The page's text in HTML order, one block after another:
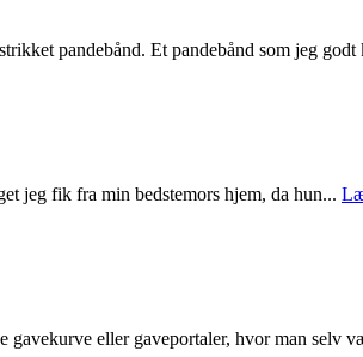
pandebånd. Et pandebånd som jeg godt
jeg fik fra min bedstemors hjem, da hun...
gavekurve eller gaveportaler, hvor man selv